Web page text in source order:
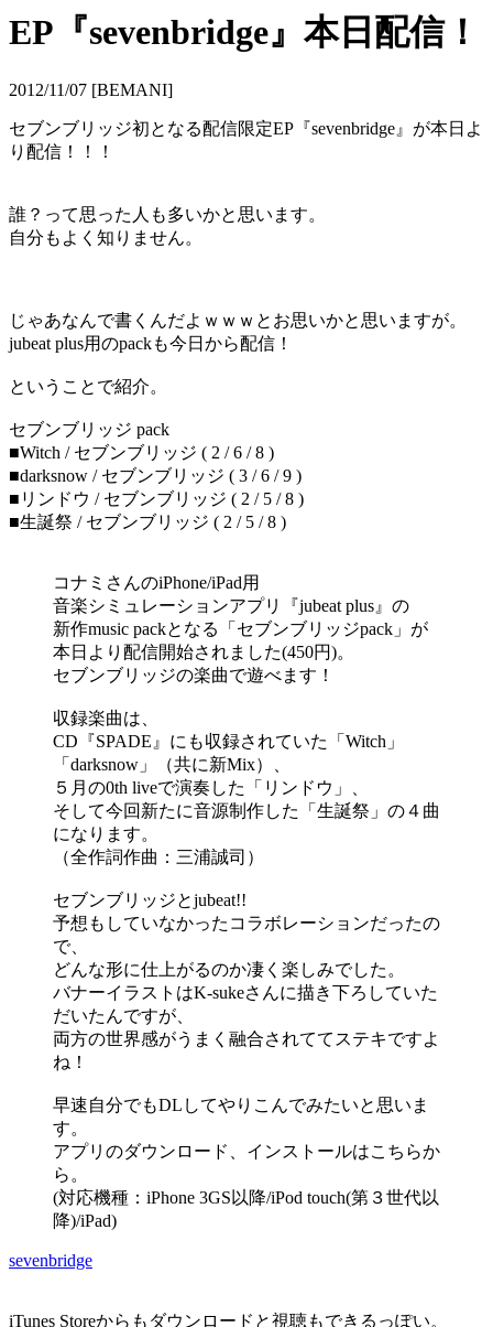
EP『sevenbridge』本日配信！
2012/11/07 [BEMANI]
セブンブリッジ初となる配信限定EP『sevenbridge』が本日よ
り配信！！！
誰？って思った人も多いかと思います。
自分もよく知りません。
じゃあなんで書くんだよｗｗｗとお思いかと思いますが。
jubeat plus用のpackも今日から配信！
ということで紹介。
セブンブリッジ pack
■Witch / セブンブリッジ ( 2 / 6 / 8 )
■darksnow / セブンブリッジ ( 3 / 6 / 9 )
■リンドウ / セブンブリッジ ( 2 / 5 / 8 )
■生誕祭 / セブンブリッジ ( 2 / 5 / 8 )
コナミさんのiPhone/iPad用
音楽シミュレーションアプリ『jubeat plus』の
新作music packとなる「セブンブリッジpack」が
本日より配信開始されました(450円)。
セブンブリッジの楽曲で遊べます！
収録楽曲は、
CD『SPADE』にも収録されていた「Witch」
「darksnow」（共に新Mix）、
５月の0th liveで演奏した「リンドウ」、
そして今回新たに音源制作した「生誕祭」の４曲
になります。
（全作詞作曲：三浦誠司）
セブンブリッジとjubeat!!
予想もしていなかったコラボレーションだったの
で、
どんな形に仕上がるのか凄く楽しみでした。
バナーイラストはK-sukeさんに描き下ろしていた
だいたんですが、
両方の世界感がうまく融合されててステキですよ
ね！
早速自分でもDLしてやりこんでみたいと思いま
す。
アプリのダウンロード、インストールはこちらか
ら。
(対応機種：iPhone 3GS以降/iPod touch(第３世代以
降)/iPad)
sevenbridge
iTunes Storeからもダウンロードと視聴もできるっぽい。